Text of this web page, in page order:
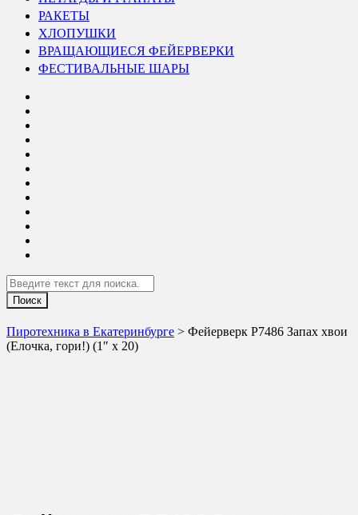
РАКЕТЫ
ХЛОПУШКИ
ВРАЩАЮЩИЕСЯ ФЕЙЕРВЕРКИ
ФЕСТИВАЛЬНЫЕ ШАРЫ
Search
Пиротехника в Екатеринбурге > Фейерверк Р7486 Запах хвои
(Елочка, гори!) (1″ х 20)